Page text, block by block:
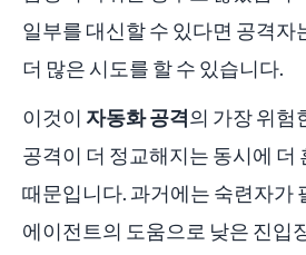
일부를 대신할 수 있다면 공격자
더 많은 시도를 할 수 있습니다.
이것이 자동화 공격의 가장 위험
공격이 더 정교해지는 동시에 더
때문입니다. 과거에는 숙련자가
에이전트의 도움으로 낮은 진입